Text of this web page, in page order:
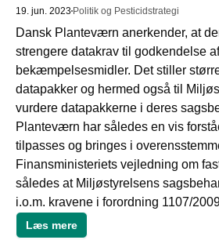
19. jun. 2023 Politik og Pesticidstrategi
Dansk Planteværn anerkender, at
strengere datakrav til godkendelse af
bekæmpelsesmidler. Det stiller
datapakker og hermed også til
vurdere datapakkerne i deres
Planteværn har således en vis
tilpasses og bringes i
Finansministeriets vejledning om
således at Miljøstyrelsens
i.o.m. kravene i forordning 1107/
Læs mere